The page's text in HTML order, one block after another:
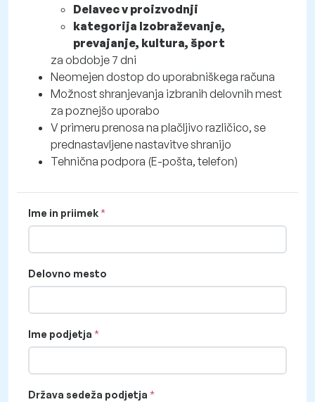
Delavec v proizvodnji
kategorija Izobraževanje,
prevajanje, kultura, šport
za obdobje 7 dni
Neomejen dostop do uporabniškega računa
Možnost shranjevanja izbranih delovnih mest
za poznejšo uporabo
V primeru prenosa na plačljivo različico, se
prednastavljene nastavitve shranijo
Tehnična podpora (E-pošta, telefon)
Ime in priimek
Delovno mesto
Ime podjetja
Država sedeža podjetja